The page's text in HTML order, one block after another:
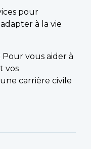
pour
à la vie
: Pour vous aider à
vos
carrière civile